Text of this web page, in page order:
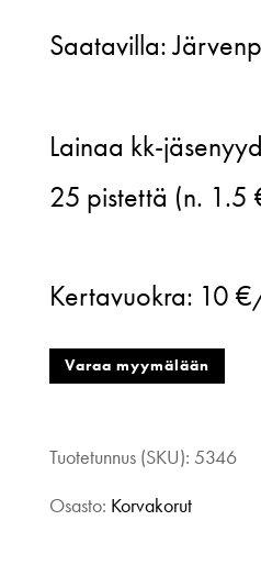
Saatavilla:
Pihkassa
sydän
sininen
määrä
Lainaa kk-
25 pistettä (n.
Kertavuokra: 10
Varaa myymälään
Tuotetunnus (SKU): 5346
Osasto: Korvakorut